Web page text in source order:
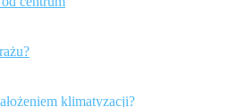
klimatyzacji?